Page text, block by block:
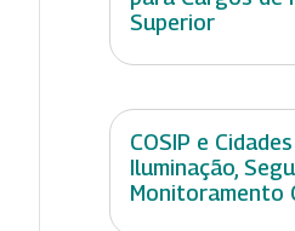
Superior
COSIP e
Iluminação,
Monitoramento